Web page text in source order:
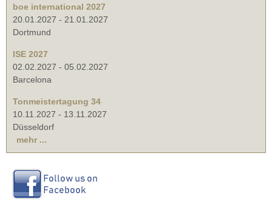
boe international 2027
20.01.2027 - 21.01.2027
Dortmund
ISE 2027
02.02.2027 - 05.02.2027
Barcelona
Tonmeistertagung 34
10.11.2027 - 13.11.2027
Düsseldorf
mehr ...